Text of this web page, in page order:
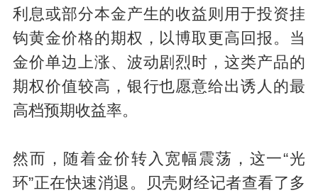
利息或部分本金产生的收益则用于投资挂
钩黄金价格的期权，以博取更高回报。当
金价单边上涨、波动剧烈时，这类产品的
期权价值较高，银行也愿意给出诱人的最
高档预期收益率。
然而，随着金价转入宽幅震荡，这一“光
环”正在快速消退。贝壳财经记者查看了多